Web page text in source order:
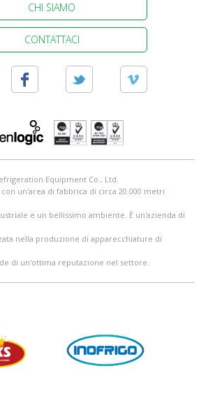
CHI SIAMO
CONTATTACI
Equipment Co., Ltd.
un'area di fabbrica di circa 20.000 metri
e un bellissimo ambiente. È un'azienda di
nella produzione di apparecchiature di
di un'ottima reputazione nel settore.